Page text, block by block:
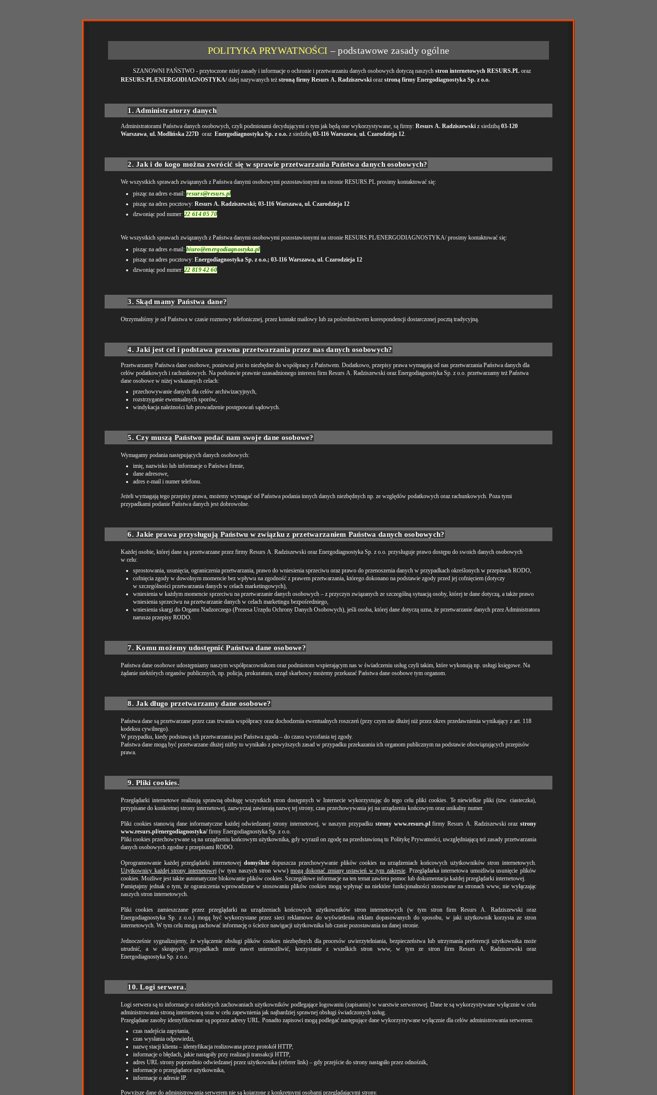
POLITYKA PRYWATNOŚCI –podstawowe zasady ogólne
SZANOWNI PAŃSTWO - przytoczone niżej zasady i informacje o ochronie i przetwarzaniu danych osobowych dotyczą naszych stron internetowych RESURS.PL oraz
RESURS.PL/ENERGODIAGNOSTYKA/dalej nazywanych też stroną firmy Resurs A. Radziszewski oraz stroną firmy Energodiagnostyka Sp. z o.o.
1. Administratorzy danych
Administratorami Państwa danych osobowych, czyli podmiotami decydującymi o tym jak będą one wykorzystywane, są firmy: Resurs A. Radziszewski z siedzibą 03-120
Warszawa, ul. Modlińska 227D oraz Energodiagnostyka Sp. z o.o. z siedzibą 03-116 Warszawa, ul. Czarodzieja 12.
2. Jak i do kogo można zwrócić się w sprawie przetwarzania Państwa danych osobowych?
We wszystkich sprawach związanych z Państwa danymi osobowymi pozostawionymi na stronie RESURS.PL prosimy kontaktować się:
pisząc na adres e-mail: resurs@resurs.pl
pisząc na adres pocztowy: Resurs A. Radziszewski; 03-116 Warszawa, ul. Czarodzieja 12
dzwoniąc pod numer: 22 614 05 70
We wszystkich sprawach związanych z Państwa danymi osobowymi pozostawionymi na stronie RESURS.PL/ENERGODIAGNOSTYKA/ prosimy kontaktować się:
pisząc na adres e-mail: biuro@energodiagnostyka.pl
pisząc na adres pocztowy: Energodiagnostyka Sp. z o.o.; 03-116 Warszawa, ul. Czarodzieja 12
dzwoniąc pod numer: 22 819 42 60
3. Skąd mamy Państwa dane?
Otrzymaliśmy je od Państwa w czasie rozmowy telefonicznej, przez kontakt mailowy lub za pośrednictwem korespondencji dostarczonej pocztą tradycyjną.
4. Jaki jest cel i podstawa prawna przetwarzania przez nas danych osobowych?
Przetwarzamy Państwa dane osobowe, ponieważ jest to niezbędne do współpracy z Państwem. Dodatkowo, przepisy prawa wymagają od nas przetwarzania Państwa danych dla
celów podatkowych i rachunkowych. Na podstawie prawnie uzasadnionego interesu firm Resurs A. Radziszewski oraz Energodiagnostyka Sp. z o.o. przetwarzamy też Państwa
dane osobowe w niżej wskazanych celach:
przechowywanie danych dla celów archiwizacyjnych,
rozstrzyganie ewentualnych sporów,
windykacja należności lub prowadzenie postępowań sądowych.
5. Czy muszą Państwo podać nam swoje dane osobowe?
Wymagamy podania następujących danych osobowych:
imię, nazwisko lub informacje o Państwa firmie,
dane adresowe,
adres e-mail i numer telefonu.
Jeżeli wymagają tego przepisy prawa, możemy wymagać od Państwa podania innych danych niezbędnych np. ze względów podatkowych oraz rachunkowych. Poza tymi
przypadkami podanie Państwa danych jest dobrowolne.
6. Jakie prawa przysługują Państwu w związku z przetwarzaniem Państwa danych osobowych?
Każdej osobie, której dane są przetwarzane przez firmy Resurs A. Radziszewski oraz Energodiagnostyka Sp. z o.o. przysługuje prawo dostępu do swoich danych osobowych
w celu:
sprostowania, usunięcia, ograniczenia przetwarzania, prawo do wniesienia sprzeciwu oraz prawo do przenoszenia danych w przypadkach określonych w przepisach RODO,
cofnięcia zgody w dowolnym momencie bez wpływu na zgodność z prawem przetwarzania, którego dokonano na podstawie zgody przed jej cofnięciem (dotyczy
w szczególności przetwarzania danych w celach marketingowych),
wniesienia w każdym momencie sprzeciwu na przetwarzanie danych osobowych – z przyczyn związanych ze szczególną sytuacją osoby, której te dane dotyczą, a także prawo
wniesienia sprzeciwu na przetwarzanie danych w celach marketingu bezpośredniego,
wniesienia skargi do Organu Nadzorczego (Prezesa Urzędu Ochrony Danych Osobowych), jeśli osoba, której dane dotyczą uzna, że przetwarzanie danych przez Administratora
narusza przepisy RODO.
7. Komu możemy udostępnić Państwa dane osobowe?
Państwa dane osobowe udostępniamy naszym współpracownikom oraz podmiotom wspierającym nas w świadczeniu usług czyli takim, które wykonują np. usługi księgowe. Na
żądanie niektórych organów publicznych, np. policja, prokuratura, urząd skarbowy możemy przekazać Państwa dane osobowe tym organom.
8. Jak długo przetwarzamy dane osobowe?
Państwa dane są przetwarzane przez czas trwania współpracy oraz dochodzenia ewentualnych roszczeń (przy czym nie dłużej niż przez okres przedawnienia wynikający z art. 118
kodeksu cywilnego).
W przypadku, kiedy podstawą ich przetwarzania jest Państwa zgoda – do czasu wycofania tej zgody.
Państwa dane mogą być przetwarzane dłużej niżby to wynikało z powyższych zasad w przypadku przekazania ich organom publicznym na podstawie obowiązujących przepisów
prawa.
9. Pliki cookies.
Przeglądarki internetowe realizują sprawną obsługę wszystkich stron dostępnych w Internecie wykorzystując do tego celu pliki cookies. Te niewielkie pliki (tzw. ciasteczka),
przypisane do konkretnej strony internetowej, zazwyczaj zawierają nazwę tej strony, czas przechowywania jej na urządzeniu końcowym oraz unikalny numer.
Pliki cookies stanowią dane informatyczne każdej odwiedzanej strony internetowej, w naszym przypadku strony www.resurs.plfirmy Resurs A. Radziszewski orazstrony
www.resurs.pl/energodiagnostyka/firmy Energodiagnostyka Sp. z o.o.
Pliki cookies przechowywane są na urządzeniu końcowym użytkownika, gdy wyraził on zgodę na przedstawioną tu Politykę Prywatności, uwzględniającą też zasady przetwarzania
danych osobowych zgodne z przepisami RODO.
Oprogramowanie każdej przeglądarki internetowej domyślniedopuszcza przechowywanie plików cookies na urządzeniach końcowych użytkowników stron internetowych.
Użytkownicy każdej strony internetowej(w tym naszych stron www)mogą dokonać zmiany ustawień w tym zakresie. Przeglądarka internetowa umożliwia usunięcie plików
cookies. Możliwe jest także automatyczne blokowanie plików cookies. Szczegółowe informacje na ten temat zawiera pomoc lub dokumentacja każdej przeglądarki internetowej.
Pamiętajmy jednak o tym, że ograniczenia wprowadzone w stosowaniu plików cookies mogą wpłynąć na niektóre funkcjonalności stosowane na stronach www, nie wyłączając
naszych stron internetowych.
Pliki cookies zamieszczane przez przeglądarki na urządzeniach końcowych użytkowników stron internetowych (w tym stron firm Resurs A. Radziszewski oraz
Energodiagnostyka Sp. z o.o.) mogą być wykorzystane przez sieci reklamowe do wyświetlenia reklam dopasowanych do sposobu, w jaki użytkownik korzysta ze stron
internetowych. W tym celu mogą zachować informację o ścieżce nawigacji użytkownika lub czasie pozostawania na danej stronie.
Jednocześnie sygnalizujemy, że wyłączenie obsługi plików cookies niezbędnych dla procesów uwierzytelniania, bezpieczeństwa lub utrzymania preferencji użytkownika może
utrudnić, a w skrajnych przypadkach może nawet uniemożliwić, korzystanie z wszelkich stron www, w tym ze stron firm Resurs A. Radziszewski oraz
Energodiagnostyka Sp. z o.o.
10. Logi serwera.
Logi serwera są to informacje o niektórych zachowaniach użytkowników podlegające logowaniu (zapisaniu) w warstwie serwerowej. Dane te są wykorzystywane wyłącznie w celu
administrowania stroną internetową oraz w celu zapewnienia jak najbardziej sprawnej obsługi świadczonych usług.
Przeglądane zasoby identyfikowane są poprzez adresy URL. Ponadto zapisowi mogą podlegać następujące dane wykorzystywane wyłącznie dla celów administrowania serwerem:
czas nadejścia zapytania,
czas wysłania odpowiedzi,
nazwę stacji klienta – identyfikacja realizowana przez protokół HTTP,
informacje o błędach, jakie nastąpiły przy realizacji transakcji HTTP,
adres URL strony poprzednio odwiedzanej przez użytkownika (referer link) – gdy przejście do strony nastąpiło przez odnośnik,
informacje o przeglądarce użytkownika,
informacje o adresie IP.
Powyższe dane do administrowania serwerem nie są kojarzone z konkretnymi osobami przeglądającymi strony.